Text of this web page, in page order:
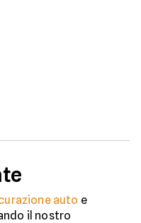
auto e
il nostro